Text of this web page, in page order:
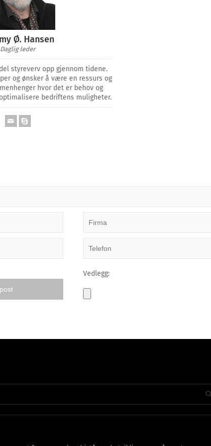
Ø. Hansen
Daglig leder
styreverv opp gjennom tidene.
og ønsker å være en ressurs og
hvor det er behov og
bedriftens muligheter.
Vedlegg: